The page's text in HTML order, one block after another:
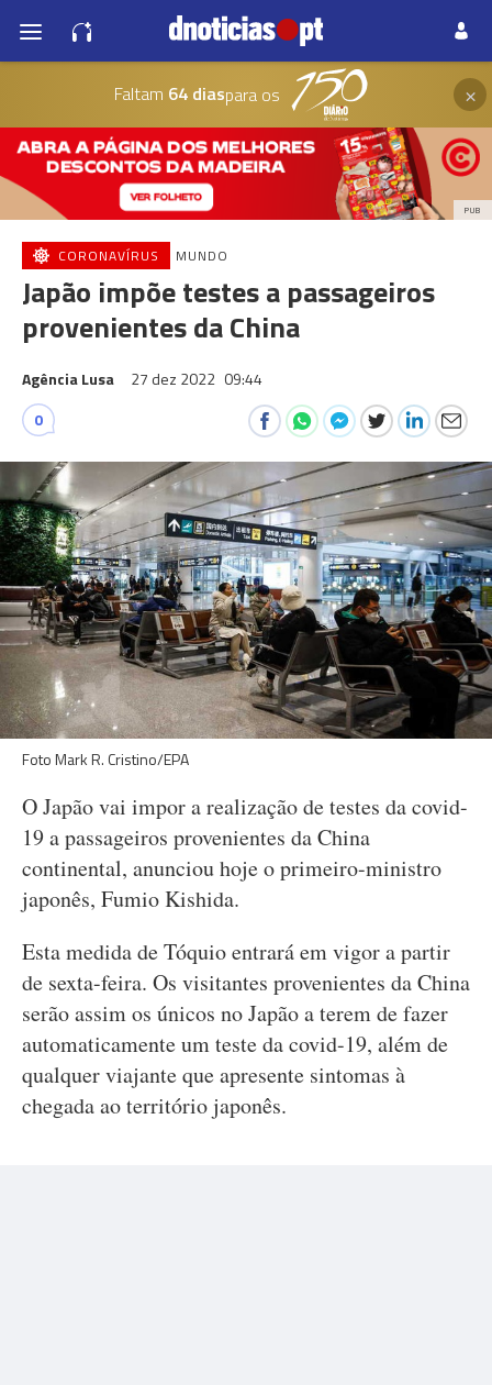
Faltam 64 diaspara os ×
PUB
CORONAVÍRUS MUNDO
Japão impõe testes a passageiros
provenientes da China
Agência Lusa 27 dez 2022 09:44
0
Foto Mark R. Cristino/EPA
O Japão vai impor a realização de testes da covid-
19 a passageiros provenientes da China
continental, anunciou hoje o primeiro-ministro
japonês, Fumio Kishida.
Esta medida de Tóquio entrará em vigor a partir
de sexta-feira. Os visitantes provenientes da China
serão assim os únicos no Japão a terem de fazer
automaticamente um teste da covid-19, além de
qualquer viajante que apresente sintomas à
chegada ao território japonês.